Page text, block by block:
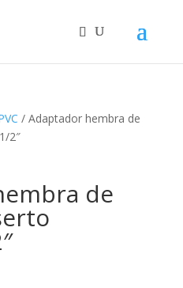
/ Adaptador hembra de
2″
de